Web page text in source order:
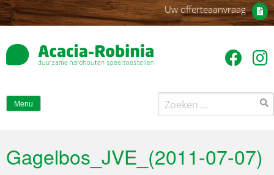
Uw offerteaanvraag
Menu
Zoeken
naar:
Gagelbos_JVE_(2011-07-07)